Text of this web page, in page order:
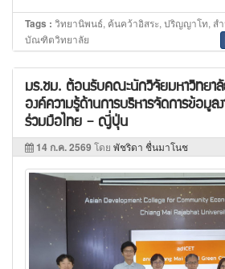
Tags : วิทยานิพนธ์, ค้นคว้าอิสระ, ปริญญาโท, ส
บัณฑิตวิทยาลัย
มร.ชม. ต้อนรับคณะนักวิจัยมหาวิทยาลั
องค์ความรู้ด้านการบริหารจัดการข้อมูล
ร่วมมือไทย – ญี่ปุ่น
14 ก.ค. 2569 โดย พัชริดา ชื่นมาโนช